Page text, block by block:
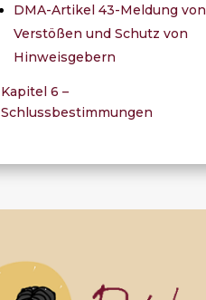
DMA-Artikel 43-Meldung von
Verstößen und Schutz von
Hinweisgebern
Kapitel 6 –
Schlussbestimmungen